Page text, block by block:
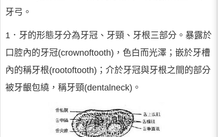
牙弓。
1．牙的形態牙分為牙冠、牙頸、牙根三部分。暴露於
口腔內的牙冠(crownoftooth)，色白而光澤；嵌於牙槽
內的稱牙根(rootoftooth)；介於牙冠與牙根之間的部分
被牙齦包繞，稱牙頸(dentalneck)。